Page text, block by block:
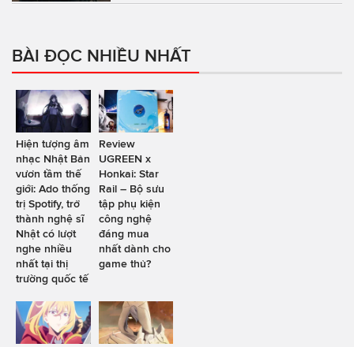
BÀI ĐỌC NHIỀU NHẤT
Hiện tượng âm
nhạc Nhật Bản
vươn tầm thế
giới: Ado thống
trị Spotify, trở
thành nghệ sĩ
Nhật có lượt
nghe nhiều
nhất tại thị
trường quốc tế
Review
UGREEN x
Honkai: Star
Rail – Bộ sưu
tập phụ kiện
công nghệ
đáng mua
nhất dành cho
game thủ?